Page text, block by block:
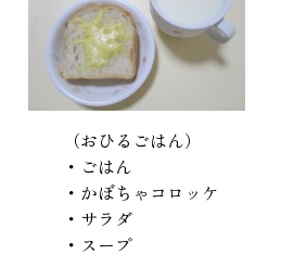
（おひるごはん）
・ごはん
・かぼちゃコロッケ
・サラダ
・スープ